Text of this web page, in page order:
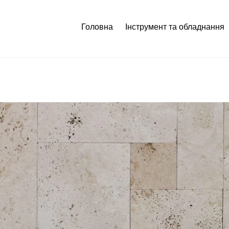
Головна Інструмент та обладнання